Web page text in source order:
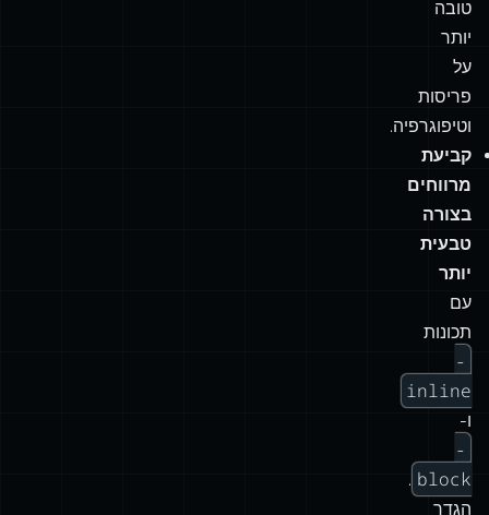
ופונקציות
כמו
clamp()
מספקות
שליטה
טובה
יותר
על
פריסות
וטיפוגרפיה.
קביעת
מרווחים
בצורה
טבעית
יותר
עם
תכונות